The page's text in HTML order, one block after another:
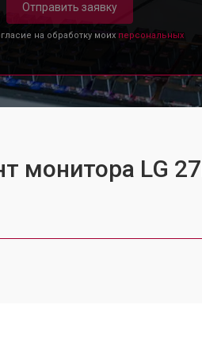
Отправить заявку
на обработку моих персональных
монитора LG